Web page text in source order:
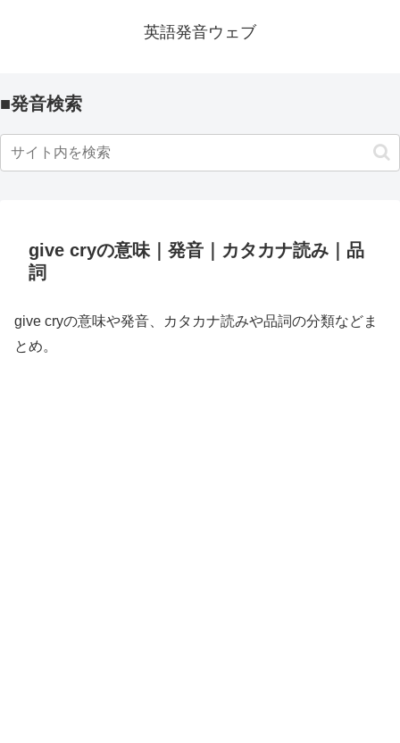
英語発音ウェブ
■発音検索
give cryの意味｜発音｜カタカナ読み｜品
詞
give cryの意味や発音、カタカナ読みや品詞の分類などま
とめ。